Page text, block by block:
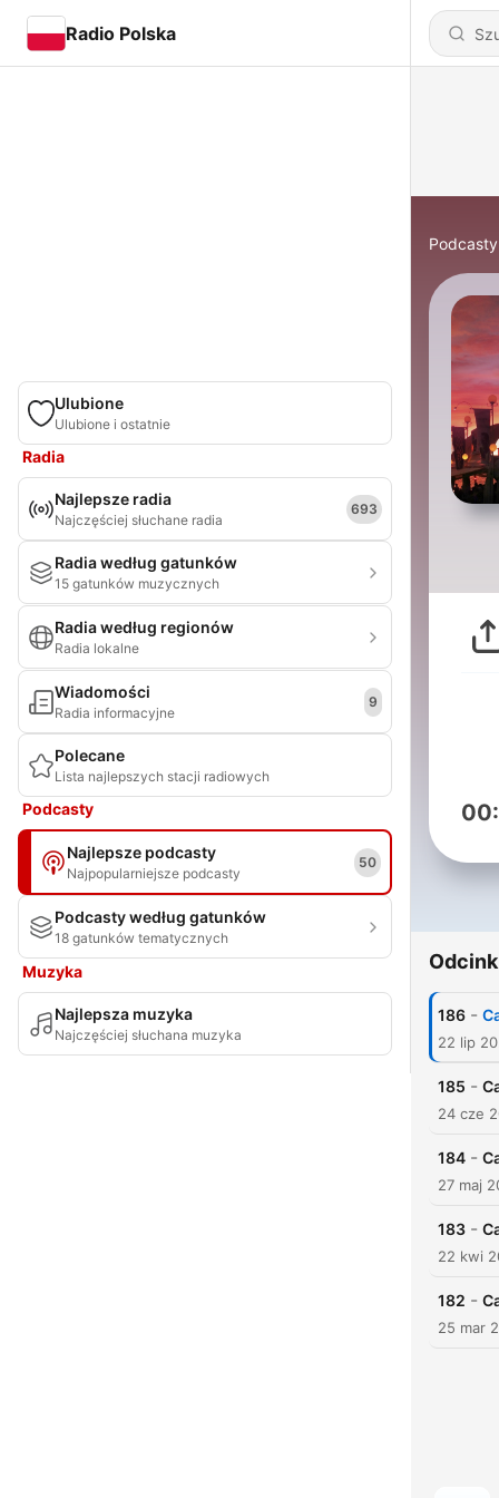
Radio Polska
Ulubione
Ulubione i ostatnie
Radia
Najlepsze radia
Najczęściej słuchane radia
693
Radia według gatunków
15 gatunków muzycznych
Radia według regionów
Radia lokalne
Wiadomości
Radia informacyjne
9
Polecane
Lista najlepszych stacji radiowych
Podcasty
Najlepsze podcasty
Najpopularniejsze podcasty
50
Podcasty według gatunków
18 gatunków tematycznych
Muzyka
Najlepsza muzyka
Najczęściej słuchana muzyka
Podcasty
186 -
22 lip
185 -
24 cze
184 -
27 maj
183 -
22 kwi
182 -
25 mar